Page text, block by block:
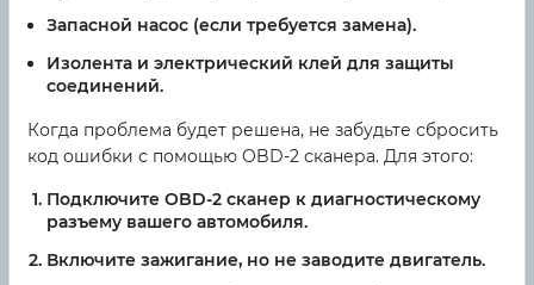
Запасной насос (если требуется замена).
Изолента и электрический клей для защиты
соединений.
Когда проблема будет решена, не забудьте сбросить
код ошибки с помощью OBD-2 сканера. Для этого:
Подключите OBD-2 сканер к диагностическому
разъему вашего автомобиля.
Включите зажигание, но не заводите двигатель.